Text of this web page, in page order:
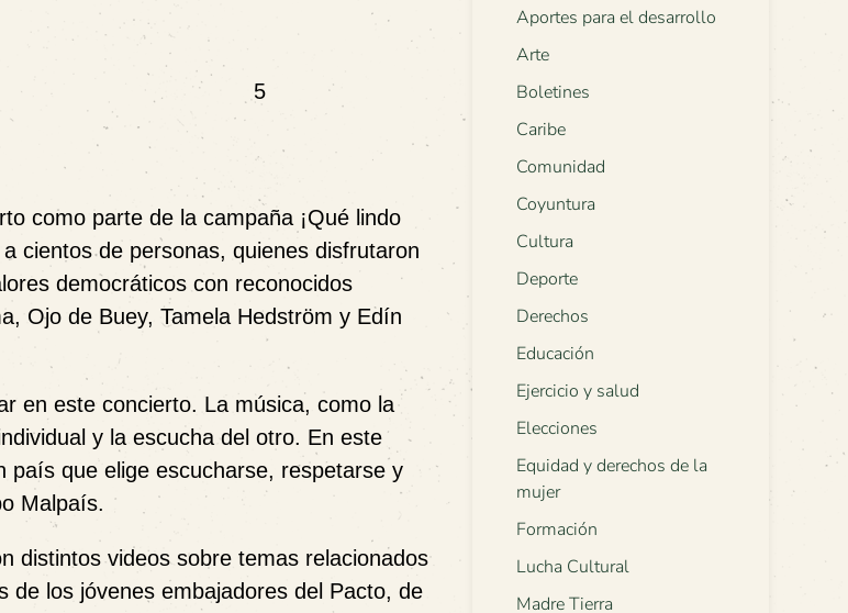
5
como parte de la campaña ¡Qué lindo
cientos de personas, quienes disfrutaron
democráticos con reconocidos
Ojo de Buey, Tamela Hedström y Edín
en este concierto. La música, como la
y la escucha del otro. En este
que elige escucharse, respetarse y
Malpaís.
distintos videos sobre temas relacionados
de los jóvenes embajadores del Pacto, de
Aportes para el desarrollo
Arte
Boletines
Caribe
Comunidad
Coyuntura
Cultura
Deporte
Derechos
Educación
Ejercicio y salud
Elecciones
Equidad y derechos de la
mujer
Formación
Lucha Cultural
Madre Tierra